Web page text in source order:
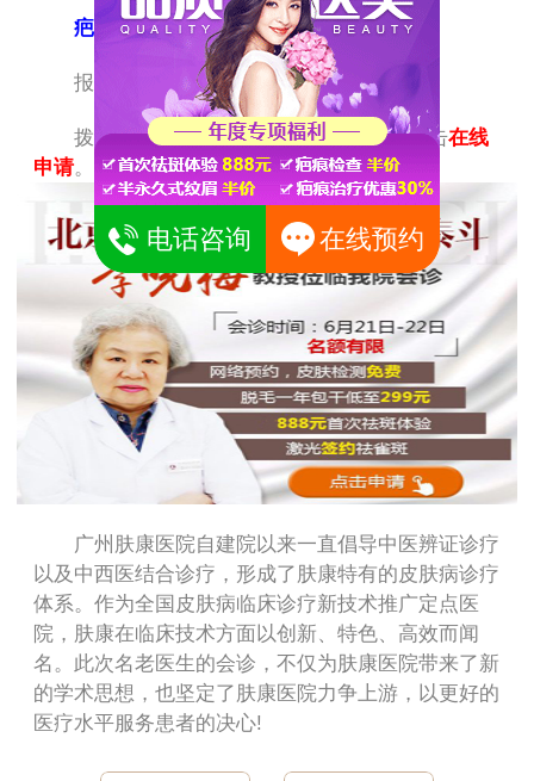
疤痕检查免费，治疗费最高援助30%
报名方式：
拨打020-8177 9225电话申请，或直接点击在线
申请。
广州肤康医院自建院以来一直倡导中医辨证诊疗
以及中西医结合诊疗，形成了肤康特有的皮肤病诊疗
体系。作为全国皮肤病临床诊疗新技术推广定点医
院，肤康在临床技术方面以创新、特色、高效而闻
名。此次名老医生的会诊，不仅为肤康医院带来了新
的学术思想，也坚定了肤康医院力争上游，以更好的
医疗水平服务患者的决心!
电话咨询 在线预约